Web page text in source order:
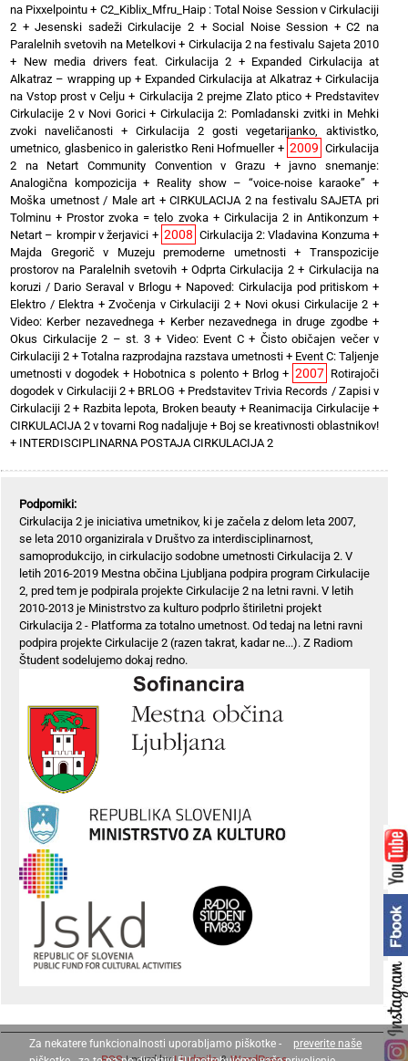
Za nekatere funkcionalnosti uporabljamo piškotke -
preverite naše
na Pixxelpointu + C2_Kiblix_Mfru_Haip : Total Noise Session v Cirkulaciji
2 +Jesenski sadeži Cirkulacije 2+Social Noise Session +C2 na
Paralelnih svetovih na Metelkovi+ Cirkulacija 2 na festivalu Sajeta 2010
+ New media drivers feat. Cirkulacija 2 + Expanded Cirkulacija at
Alkatraz – wrapping up + Expanded Cirkulacija at Alkatraz + Cirkulacija
na Vstop prost v Celju + Cirkulacija 2 prejme Zlato ptico+ Predstavitev
Cirkulacije 2 v Novi Gorici+ Cirkulacija 2: Pomladanski zvitki in Mehki
zvoki naveličanosti + Cirkulacija 2 gosti vegetarijanko, aktivistko,
umetnico, glasbenico in galeristko Reni Hofmueller+ 2009 Cirkulacija
2 na Netart Community Convention v Grazu + javno snemanje:
Analogična kompozicija+ Reality show – “voice-noise karaoke” +
Moška umetnost / Male art +CIRKULACIJA 2 na festivalu SAJETA pri
Tolminu + Prostor zvoka = telo zvoka+ Cirkulacija 2 in Antikonzum+
Netart – krompir v žerjavici + 2008 Cirkulacija 2: Vladavina Konzuma+
Majda Gregorič v Muzeju premoderne umetnosti+Transpozicije
prostorov na Paralelnih svetovih +Odprta Cirkulacija 2+ Cirkulacija na
koruzi / Dario Seraval v Brlogu+ Napoved: Cirkulacija pod pritiskom +
Elektro / Elektra +Zvočenja v Cirkulaciji 2+ Novi okusi Cirkulacije 2 +
Video: Kerber nezavednega+ Kerber nezavednega in druge zgodbe+
Okus Cirkulacije 2 – st. 3+ Video: Event C+ Čisto običajen večer v
Cirkulaciji 2 + Totalna razprodajna razstava umetnosti + Event C: Taljenje
umetnosti v dogodek + Hobotnica s polento+ Brlog+ 2007 Rotirajoči
dogodek v Cirkulaciji 2+ BRLOG + Predstavitev Trivia Records / Zapisi v
Cirkulaciji 2+ Razbita lepota, Broken beauty + Reanimacija Cirkulacije+
CIRKULACIJA 2 v tovarni Rog nadaljuje + Boj se kreativnosti oblastnikov!
+ INTERDISCIPLINARNA POSTAJA CIRKULACIJA 2
Podporniki:
Cirkulacija 2 je iniciativa umetnikov, ki je začela z delom leta 2007,
se leta 2010 organizirala v Društvo za interdisciplinarnost,
samoprodukcijo, in cirkulacijo sodobne umetnosti Cirkulacija 2. V
letih 2016-2019 Mestna občina Ljubljana podpira program Cirkulacije
2, pred tem je podpirala projekte Cirkulacije 2 na letni ravni. V letih
2010-2013 je Ministrstvo za kulturo podprlo štiriletni projekt
Cirkulacija 2 - Platforma za totalno umetnost. Od tedaj na letni ravni
podpira projekte Cirkulacije 2 (razen takrat, kadar ne...). Z Radiom
Študent sodelujemo dokaj redno.